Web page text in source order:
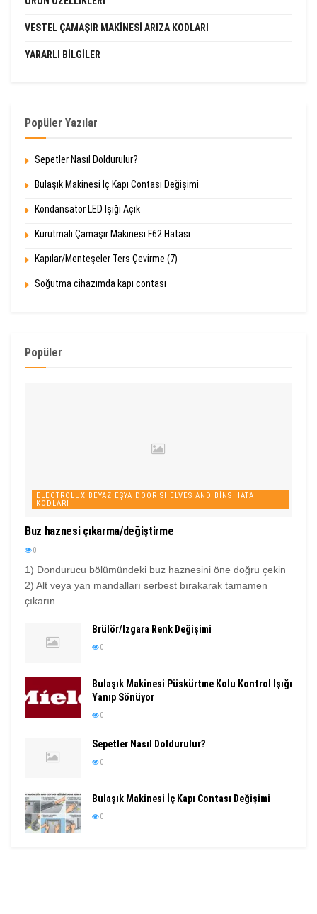
VESTEL ÇAMAŞIR MAKINESI ARIZA KODLARI
YARARLI BILGILER
Popüler Yazılar
Sepetler Nasıl Doldurulur?
Bulaşık Makinesi İç Kapı Contası Değişimi
Kondansatör LED Işığı Açık
Kurutmalı Çamaşır Makinesi F62 Hatası
Kapılar/Menteşeler Ters Çevirme (7)
Soğutma cihazımda kapı contası
Popüler
ELECTROLUX BEYAZ EŞYA DOOR SHELVES AND BINS HATA
KODLARI
Buz haznesi çıkarma/değiştirme
0
1) Dondurucu bölümündeki buz haznesini öne doğru çekin
2) Alt veya yan mandalları serbest bırakarak tamamen
çıkarın...
Brülör/Izgara Renk Değişimi
0
Bulaşık Makinesi Püskürtme Kolu Kontrol Işığı
Yanıp Sönüyor
0
Sepetler Nasıl Doldurulur?
0
Bulaşık Makinesi İç Kapı Contası Değişimi
0